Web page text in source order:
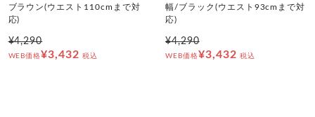
ブラウン(ウエスト110cmまで対
応)
¥4,290
WEB価格¥3,432 税込
幅/ブラック(ウエスト93cmまで対
応)
¥4,290
WEB価格¥3,432 税込